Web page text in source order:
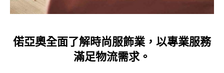
偌亞奧全面了解時尚服飾業，以專業服務
滿足物流需求。